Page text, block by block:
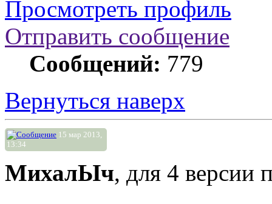
Просмотреть профиль
Отправить сообщение
Сообщений: 779
Вернуться наверх
15 мар 2013,
13:34
МихалЫч, для 4 версии